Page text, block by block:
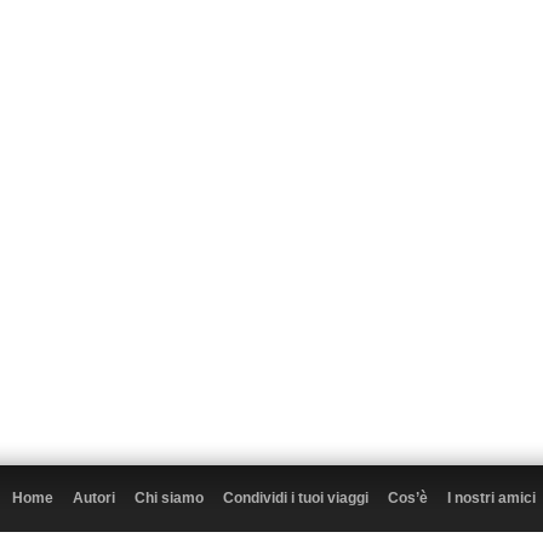
Home Autori Chi siamo Condividi i tuoi viaggi Cos’è I nostri amici